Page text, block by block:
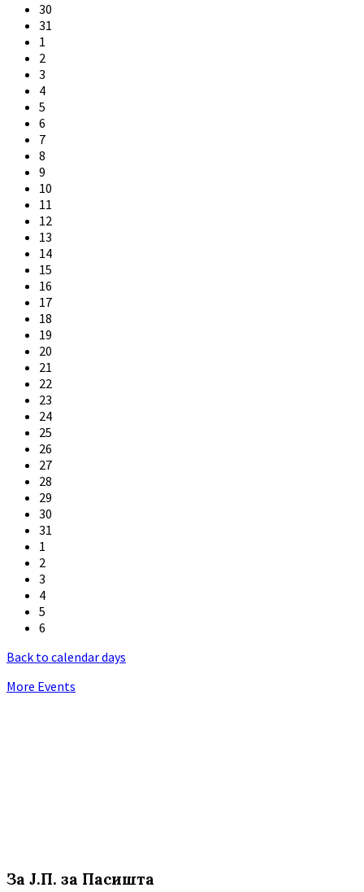
30
31
1
2
3
4
5
6
7
8
9
10
11
12
13
14
15
16
17
18
19
20
21
22
23
24
25
26
27
28
29
30
31
1
2
3
4
5
6
Back to calendar days
More Events
За Ј.П. за Пасишта